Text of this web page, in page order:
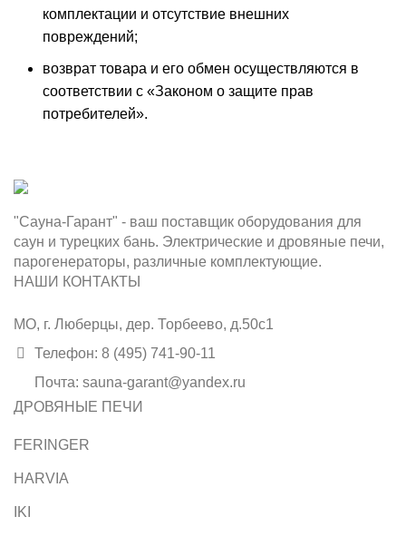
комплектации и отсутствие внешних
повреждений;
возврат товара и его обмен осуществляются в
соответствии с «Законом о защите прав
потребителей».
"Сауна-Гарант" - ваш поставщик оборудования для
саун и турецких бань. Электрические и дровяные печи,
парогенераторы, различные комплектующие.
НАШИ КОНТАКТЫ
МО, г. Люберцы, дер. Торбеево, д.50с1
Телефон: 8 (495) 741-90-11
Почта: sauna-garant@yandex.ru
ДРОВЯНЫЕ ПЕЧИ
FERINGER
HARVIA
IKI